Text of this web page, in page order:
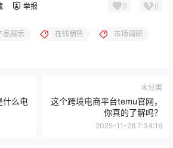
举报 0 0
品展示 在线销售 市场调研
什么电
未分类
这个跨境电商平台temu官网，
你真的了解吗？
2025-11-28 7:34:16